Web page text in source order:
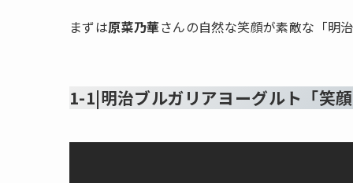
まずは原菜乃華さんの自然な笑顔が素敵な「明
1-1|明治ブルガリアヨーグルト「笑